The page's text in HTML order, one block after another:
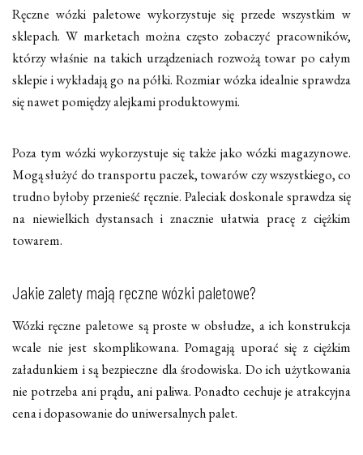
Ręczne wózki paletowe wykorzystuje się przede wszystkim w
sklepach. W marketach można często zobaczyć pracowników,
którzy właśnie na takich urządzeniach rozwożą towar po całym
sklepie i wykładają go na półki. Rozmiar wózka idealnie sprawdza
się nawet pomiędzy alejkami produktowymi.
Poza tym wózki wykorzystuje się także jako wózki magazynowe.
Mogą służyć do transportu paczek, towarów czy wszystkiego, co
trudno byłoby przenieść ręcznie. Paleciak doskonale sprawdza się
na niewielkich dystansach i znacznie ułatwia pracę z ciężkim
towarem.
Jakie zalety mają ręczne wózki paletowe?
Wózki ręczne paletowe są proste w obsłudze, a ich konstrukcja
wcale nie jest skomplikowana. Pomagają uporać się z ciężkim
załadunkiem i są bezpieczne dla środowiska. Do ich użytkowania
nie potrzeba ani prądu, ani paliwa. Ponadto cechuje je atrakcyjna
cena i dopasowanie do uniwersalnych palet.